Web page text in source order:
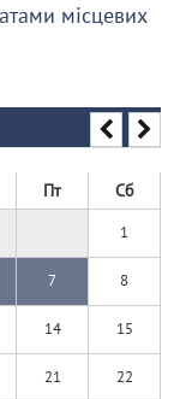
місцевих
Пт Сб
1
7 8
14 15
21 22